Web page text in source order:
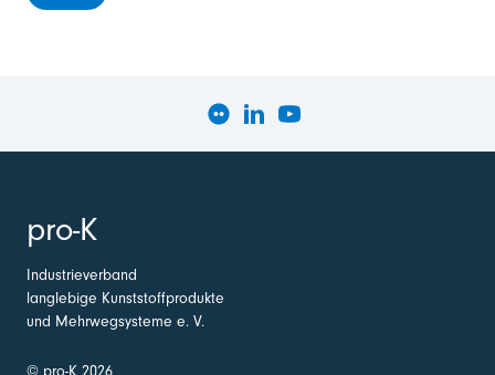
pro-K
Industrieverband
langlebige Kunststoffprodukte
und Mehrwegsysteme e. V.
© pro-K 2026